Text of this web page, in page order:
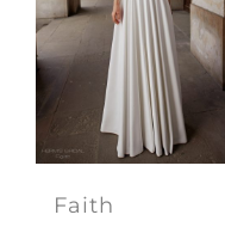
Faith